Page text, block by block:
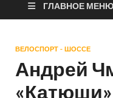
ГЛАВНОЕ МЕНЮ
ВЕЛОСПОРТ - ШОССЕ
Андрей